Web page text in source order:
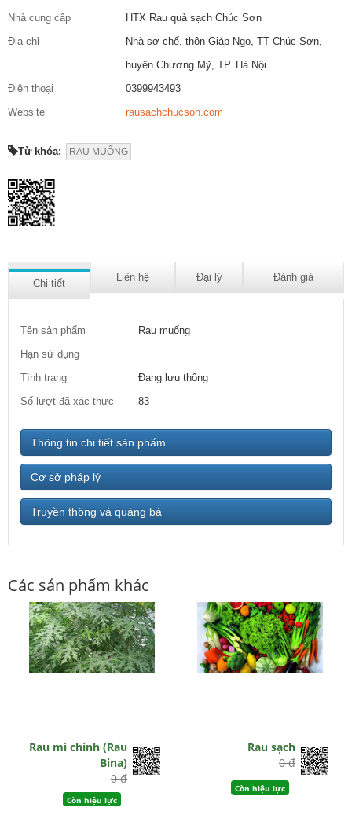
Nhà cung cấp
HTX Rau quả sạch Chúc Sơn
Địa chỉ
Nhà sơ chế, thôn Giáp Ngọ, TT Chúc Sơn,
huyện Chương Mỹ, TP. Hà Nội
Điện thoại
0399943493
Website
rausachchucson.com
Từ khóa: RAU MUỐNG
Chi tiết
Liên hệ Đại lý Đánh giá
Tên sản phẩm
Rau muống
Hạn sử dụng
Tình trạng
Đang lưu thông
Số lượt đã xác thực
83
Thông tin chi tiết sản phẩm
Cơ sở pháp lý
Truyền thông và quảng bá
Các sản phẩm khác
Rau mì chính (Rau
Bina)
0 đ
Còn hiệu lực
Rau sạch
0 đ
Còn hiệu lực